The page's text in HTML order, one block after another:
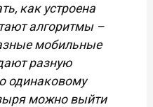
как устроена
алгоритмы –
мобильные
разную
одинаковому
можно выйти